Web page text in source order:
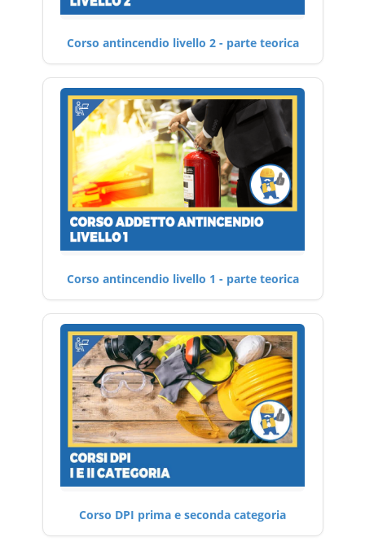
Corso antincendio livello 2 - parte teorica
Corso antincendio livello 1 - parte teorica
Corso DPI prima e seconda categoria